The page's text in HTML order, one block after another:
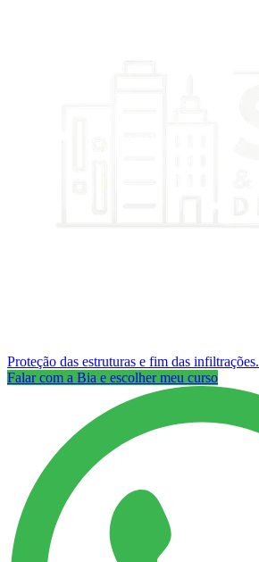
Proteção das estruturas e fim das infiltrações.
Falar com a Bia e escolher meu curso